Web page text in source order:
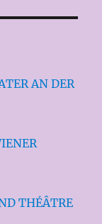
AN DER
THÉÂTRE